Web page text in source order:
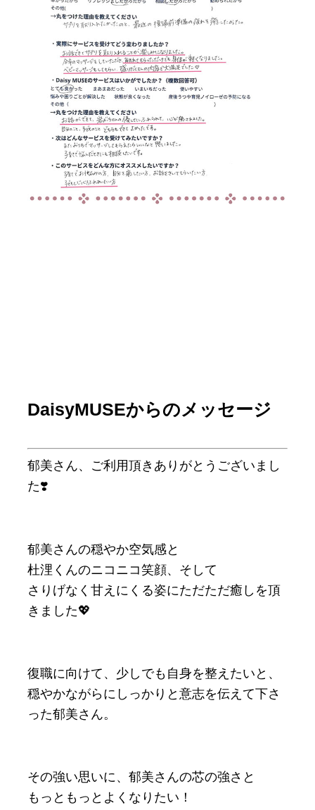
DaisyMUSEからのメッセージ
郁美さん、ご利用頂きありがとうございまし
た❣️
郁美さんの穏やか空気感と
杜浬くんのニコニコ笑顔、そして
さりげなく甘えにくる姿にただただ癒しを頂
きました💖
復職に向けて、少しでも自身を整えたいと、
穏やかながらにしっかりと意志を伝えて下さ
った郁美さん。
その強い思いに、郁美さんの芯の強さと
もっともっとよくなりたい！